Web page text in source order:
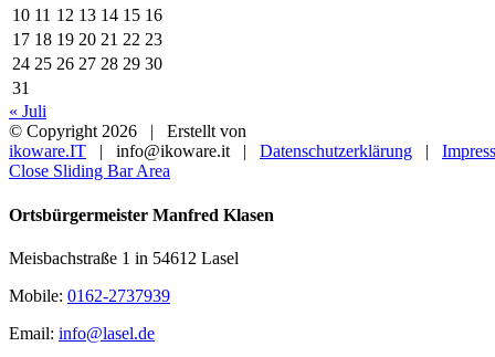
10 11 12 13 14 15 16
17 18 19 20 21 22 23
24 25 26 27 28 29 30
31
« Juli
© Copyright2026 | Erstellt von
ikoware.IT | info@ikoware.it | Datenschutzerklärung |
Close Sliding Bar Area
Ortsbürgermeister Manfred Klasen
Meisbachstraße 1 in 54612 Lasel
Mobile: 0162-2737939
Email: info@lasel.de